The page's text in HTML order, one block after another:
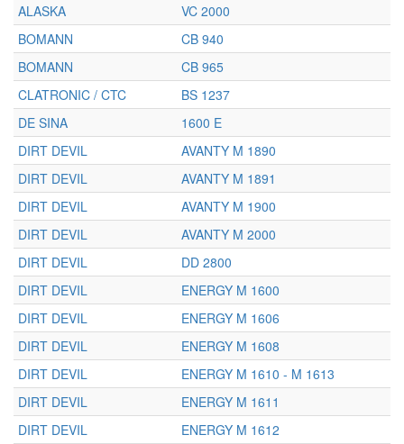
ALASKA
VC 2000
BOMANN
CB 940
BOMANN
CB 965
CLATRONIC / CTC
BS 1237
DE SINA
1600 E
DIRT DEVIL
AVANTY M 1890
DIRT DEVIL
AVANTY M 1891
DIRT DEVIL
AVANTY M 1900
DIRT DEVIL
AVANTY M 2000
DIRT DEVIL
DD 2800
DIRT DEVIL
ENERGY M 1600
DIRT DEVIL
ENERGY M 1606
DIRT DEVIL
ENERGY M 1608
DIRT DEVIL
ENERGY M 1610 - M 1613
DIRT DEVIL
ENERGY M 1611
DIRT DEVIL
ENERGY M 1612